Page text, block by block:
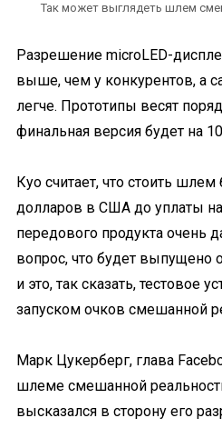
Так может выглядеть шлем
Разрешение microLED-
выше, чем у конкурентов, а
легче. Прототипы весят
финальная версия будет на
Куо считает, что стоить
долларов в США до уплаты
передового продукта очень
вопрос, что будет выпущено
и это, так сказать, тестовое
запуском очков смешанной
Марк Цукерберг, глава
шлеме смешанной
высказался в сторону его